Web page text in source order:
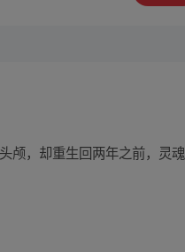
颅，却重生回两年之前，灵魂